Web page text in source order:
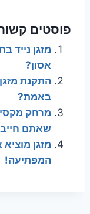
פוסטים
מזגן נייד
אסון?
התקנת
באמת?
מרחק
שאתם
מזגן
המפתיעה!